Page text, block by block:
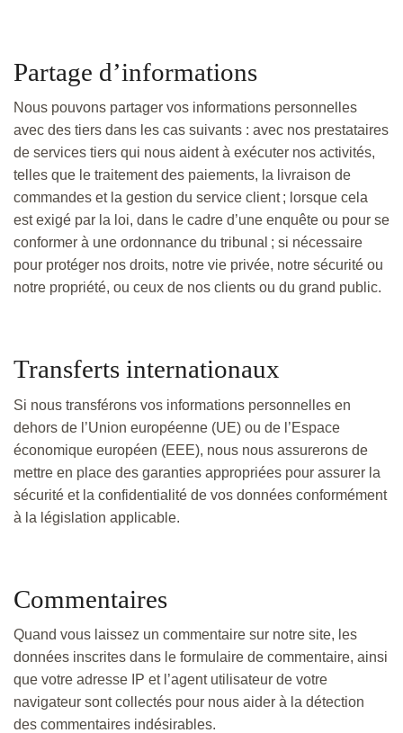
Partage d’informations
Nous pouvons partager vos informations personnelles
avec des tiers dans les cas suivants : avec nos prestataires
de services tiers qui nous aident à exécuter nos activités,
telles que le traitement des paiements, la livraison de
commandes et la gestion du service client ; lorsque cela
est exigé par la loi, dans le cadre d’une enquête ou pour se
conformer à une ordonnance du tribunal ; si nécessaire
pour protéger nos droits, notre vie privée, notre sécurité ou
notre propriété, ou ceux de nos clients ou du grand public.
Transferts internationaux
Si nous transférons vos informations personnelles en
dehors de l’Union européenne (UE) ou de l’Espace
économique européen (EEE), nous nous assurerons de
mettre en place des garanties appropriées pour assurer la
sécurité et la confidentialité de vos données conformément
à la législation applicable.
Commentaires
Quand vous laissez un commentaire sur notre site, les
données inscrites dans le formulaire de commentaire, ainsi
que votre adresse IP et l’agent utilisateur de votre
navigateur sont collectés pour nous aider à la détection
des commentaires indésirables.